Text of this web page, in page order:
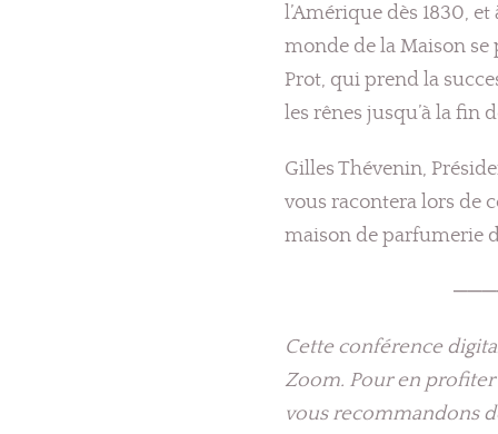
l’Amérique dès 1830,
monde de la Maison se
Prot, qui prend la
les rênes jusqu’à la fin
Gilles Thévenin,
vous racontera lors de
maison de parfumerie
Cette conférence
Zoom. Pour en
vous recommandons